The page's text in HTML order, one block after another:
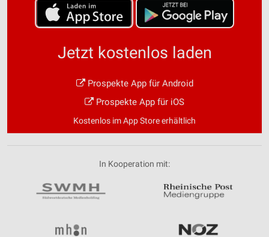
Jetzt kostenlos laden
Prospekte App für Android
Prospekte App für iOS
Kostenlos im App Store erhältlich
In Kooperation mit: